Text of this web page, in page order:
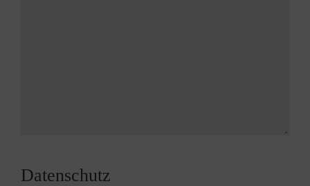
Datenschutz